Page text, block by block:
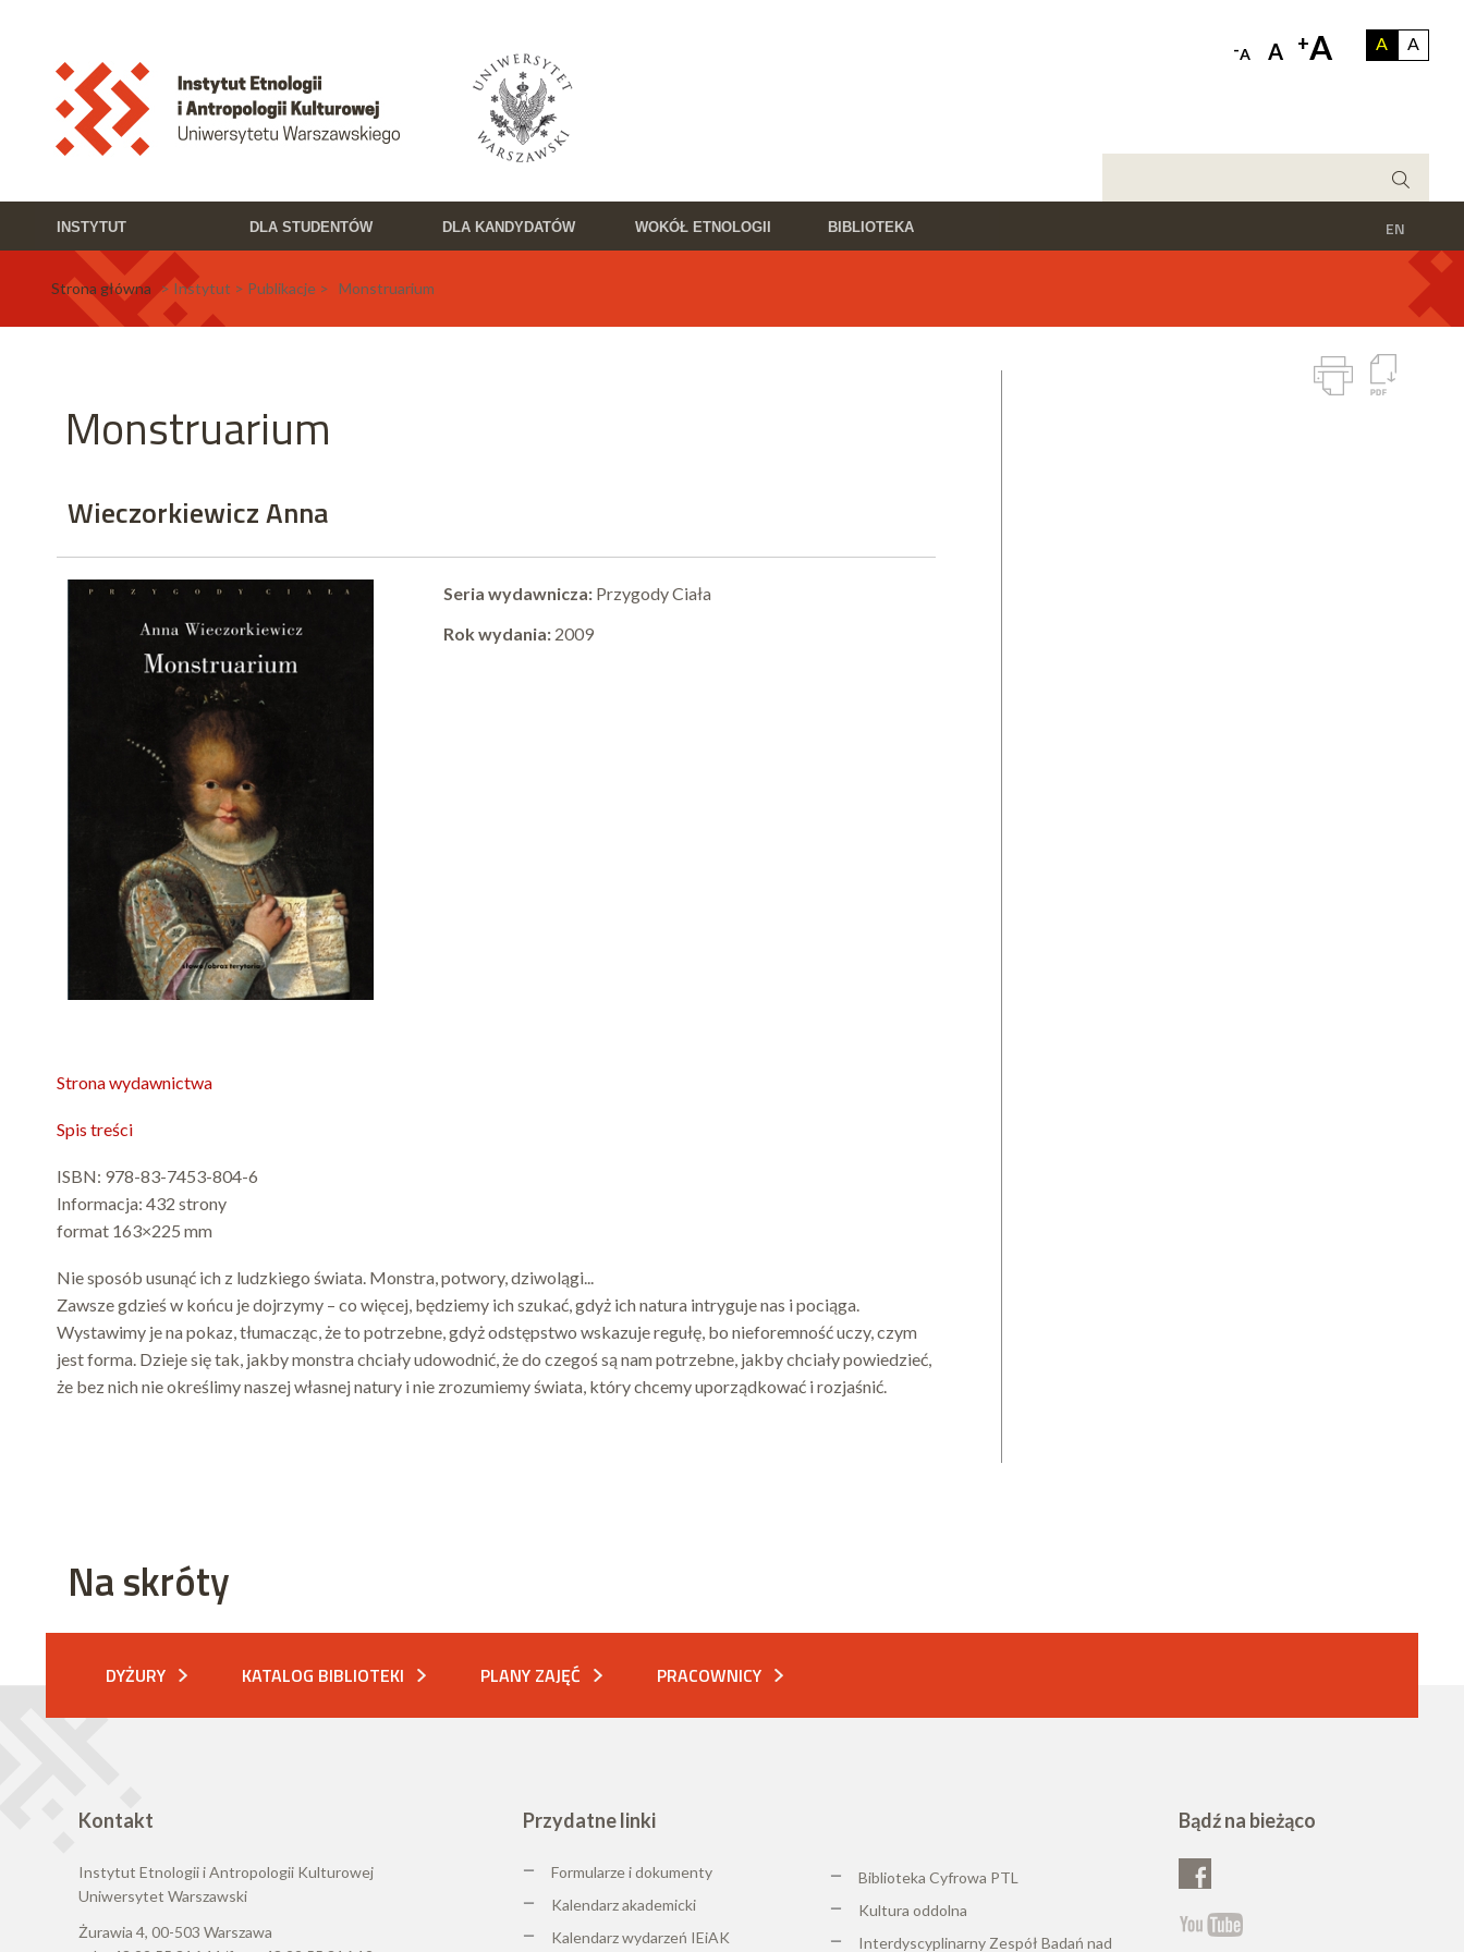
A
A
-A A +A
INSTYTUT DLA STUDENTÓW DLA KANDYDATÓW WOKÓŁ ETNOLOGII BIBLIOTEKA EN
Strona główna > Instytut > Publikacje > Monstruarium
Monstruarium
Wieczorkiewicz Anna
Seria wydawnicza: Przygody Ciała
Rok wydania: 2009
Strona wydawnictwa
Spis treści
ISBN: 978-83-7453-804-6
Informacja: 432 strony
format 163×225 mm
Nie sposób usunąć ich z ludzkiego świata. Monstra, potwory, dziwolągi...
Zawsze gdzieś w końcu je dojrzymy – co więcej, będziemy ich szukać, gdyż ich natura intryguje nas i pociąga.
Wystawimy je na pokaz, tłumacząc, że to potrzebne, gdyż odstępstwo wskazuje regułę, bo nieforemność uczy, czym
jest forma. Dzieje się tak, jakby monstra chciały udowodnić, że do czegoś są nam potrzebne, jakby chciały powiedzieć,
że bez nich nie określimy naszej własnej natury i nie zrozumiemy świata, który chcemy uporządkować i rozjaśnić.
Na skróty
DYŻURY KATALOG BIBLIOTEKI PLANY ZAJĘĆ PRACOWNICY
Kontakt
Instytut Etnologii i Antropologii Kulturowej
Uniwersytet Warszawski
Żurawia 4, 00-503 Warszawa
Przydatne linki
Formularze i dokumenty
Kalendarz akademicki
Kalendarz wydarzeń IEiAK
Biblioteka Cyfrowa PTL
Kultura oddolna
Interdyscyplinarny Zespół Badań nad
Bądź na bieżąco